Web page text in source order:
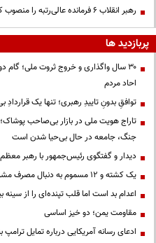
رهبر انقلاب ۶ فرمانده عالی‌رتبه را منصوب کردند
پربازدید ها
۳۰ سال واگذاری و خروج ثروت ملی؛ گام
احاد مردم
توافقِ بدونِ تاییدِ رهبری؛ تنها یک
تاراج هویت ملی در بازار بی‌صاحب
جنگ، جامعه در حال بی‌حیا شدن است
دیدار و گفتگوی رئیس‌جمهور با رهبر
یک کشته و ۱۲ مسموم به دنبال مصرف مشروبات الکلی در نیشابور
اعدام بد است اما قلب تپنده‌ای را از
مقاومت یمن؛ دو خیز اساسی
ادعای رسانه آمریکایی درباره تمایل